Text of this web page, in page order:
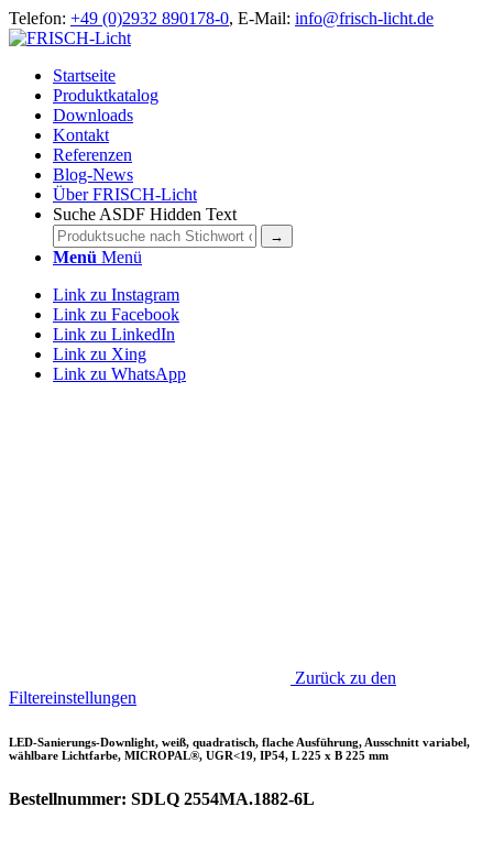
Telefon: +49 (0)2932 890178-0, E-Mail: info@frisch-licht.de
Startseite
Produktkatalog
Downloads
Kontakt
Referenzen
Blog-News
Über FRISCH-Licht
Suche ASDF Hidden Text
Menü Menü
Link zu Instagram
Link zu Facebook
Link zu LinkedIn
Link zu Xing
Link zu WhatsApp
Zurück zu den
Filtereinstellungen
LED-Sanierungs-Downlight, weiß, quadratisch, flache Ausführung, Ausschnitt variabel,
wählbare Lichtfarbe, MICROPAL®, UGR<19, IP54, L 225 x B 225 mm
Bestellnummer: SDLQ 2554MA.1882-6L